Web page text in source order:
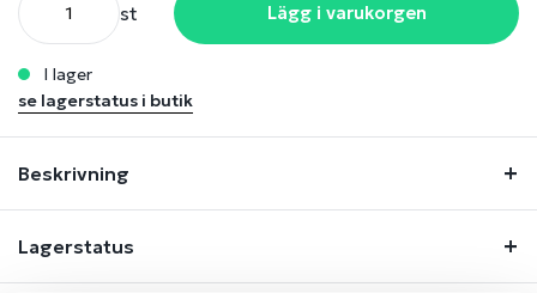
st Lägg i varukorgen
i lager
se lagerstatus i butik
Beskrivning
Lagerstatus